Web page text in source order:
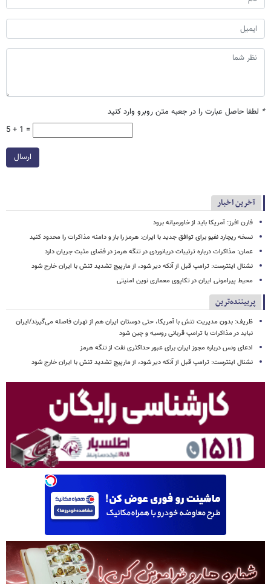
* لطفا حاصل عبارت را در جعبه متن روبرو وارد کنید
5 + 1 =
ارسال
آخرین اخبار
فارن افرز: آمریکا باید از خاورمیانه برود
نسخه ریچارد نفیو برای توافق جدید با ایران: هرمز را باز و دامنه مذاکرات را محدود کنید
عمان: مذاکرات درباره ترتیبات دریانوردی در تنگه هرمز در فضای مثبت جریان دارد
نشنال اینترست: ترامپ قبل از آنکه دیر شود، از مارپیچ تشدید تنش با ایران خارج شود
محیط پیرامونی ایران در تکاپوی معماری نوین امنیتی
پربیننده‌ترین
ظریف: بدون مدیریت تنش با آمریکا، حتی دوستان ایران هم از تهران فاصله می‌گیرند/ایران
نباید در مذاکرات با ترامپ قربانی روسیه و چین شود
ادعای ونس درباره مجوز ایران برای عبور حداکثری نفت از تنگه هرمز
نشنال اینترست: ترامپ قبل از آنکه دیر شود، از مارپیچ تشدید تنش با ایران خارج شود